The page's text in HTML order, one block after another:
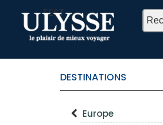
TEST
DESTINATIONS
Europe